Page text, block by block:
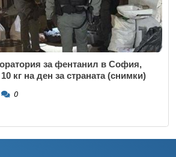
за фентанил в София,
кг на ден за страната (снимки)
0